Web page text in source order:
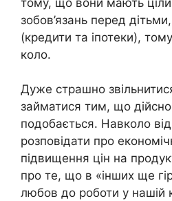
зобов’язань перед
(кредити та іпотеки),
коло.
Дуже страшно
займатися тим, що дійсно
подобається. Навколо
розповідати про
підвищення цін на
про те, що в «інших ще
любов до роботи у нашій